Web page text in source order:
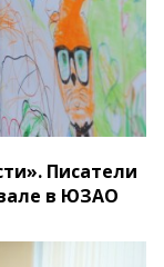
Писатели
в ЮЗАО